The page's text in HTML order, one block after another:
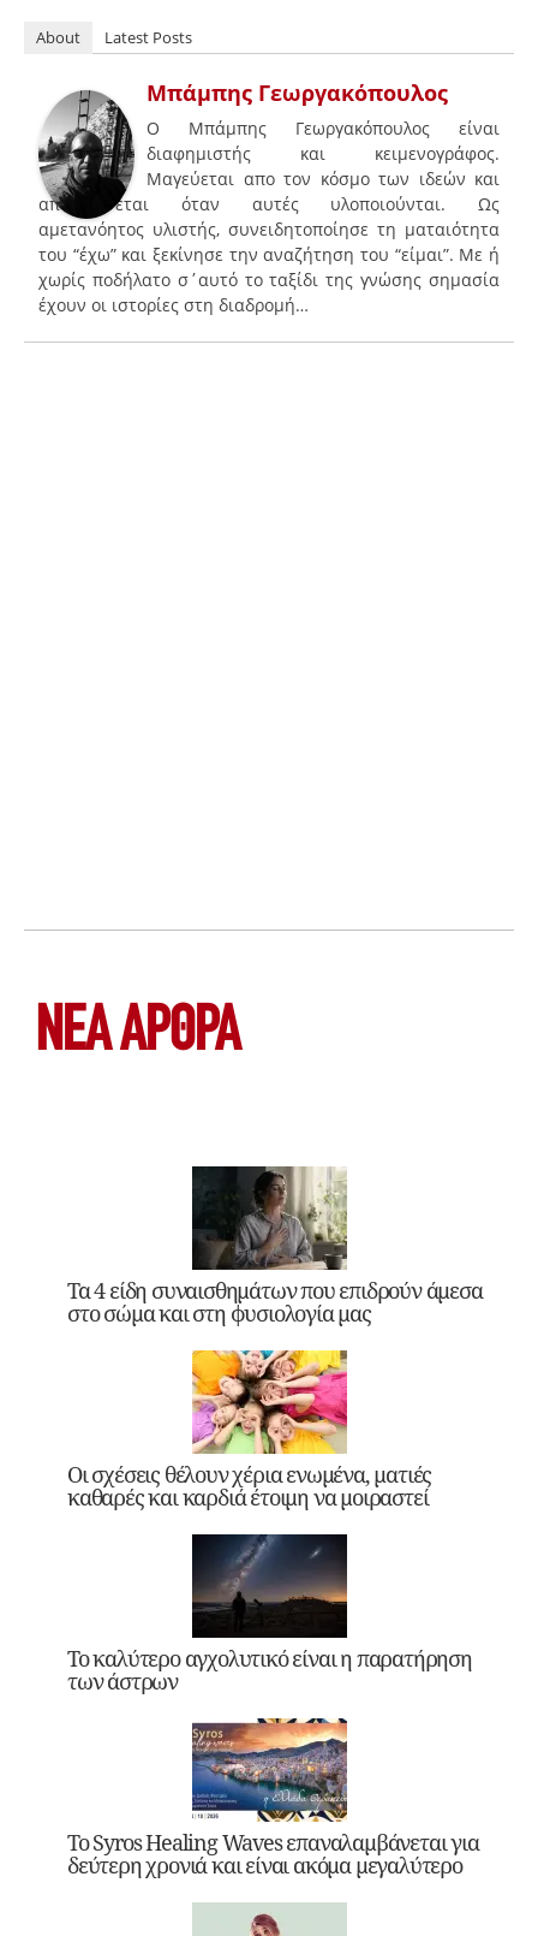
About Latest Posts
Μπάμπης Γεωργακόπουλος
Ο Μπάμπης Γεωργακόπουλος είναι
διαφημιστής και κειμενογράφος.
Μαγεύεται απο τον κόσμο των ιδεών και
απογειώνεται όταν αυτές υλοποιούνται. Ως
αμετανόητος υλιστής, συνειδητοποίησε τη ματαιότητα
του “έχω” και ξεκίνησε την αναζήτηση του “είμαι”. Με ή
χωρίς ποδήλατο σ΄αυτό το ταξίδι της γνώσης σημασία
έχουν οι ιστορίες στη διαδρομή…
ΝΕΑ ΆΡΘΡΑ
Τα 4 είδη συναισθημάτων που επιδρούν άμεσα
στο σώμα και στη φυσιολογία μας
Οι σχέσεις θέλουν χέρια ενωμένα, ματιές
καθαρές και καρδιά έτοιμη να μοιραστεί
Το καλύτερο αγχολυτικό είναι η παρατήρηση
των άστρων
Το Syros Healing Waves επαναλαμβάνεται για
δεύτερη χρονιά και είναι ακόμα μεγαλύτερο